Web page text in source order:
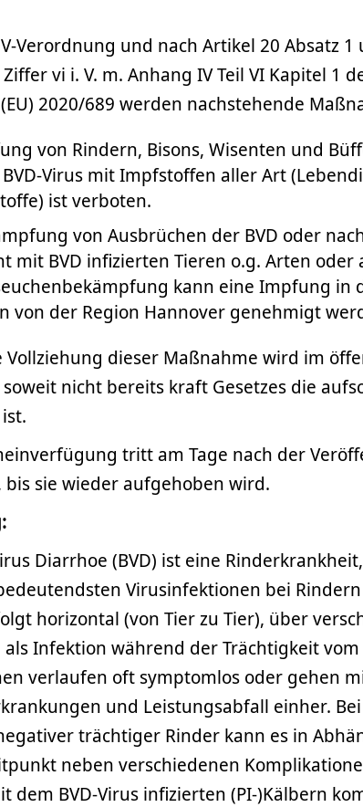
Verordnung und nach Artikel 20 Absatz 1
vi i. V. m. Anhang IV Teil VI Kapitel 1
2020/689 werden nachstehende
von Rindern, Bisons, Wisenten und
Virus mit Impfstoffen aller Art
ist verboten.
von Ausbrüchen der BVD oder
mit BVD infizierten Tieren o.g. Arten oder
kann eine Impfung in
von der Region Hannover genehmigt
Vollziehung dieser Maßnahme wird im
nicht bereits kraft Gesetzes die
tritt am Tage nach der
bis sie wieder aufgehoben wird.
Diarrhoe (BVD) ist eine
Virusinfektionen bei
horizontal (von Tier zu Tier), über
Infektion während der Trächtigkeit
verlaufen oft symptomlos oder gehen
und Leistungsabfall einher.
trächtiger Rinder kann es in
neben verschiedenen
dem BVD-Virus infizierten (PI-)Kälbern